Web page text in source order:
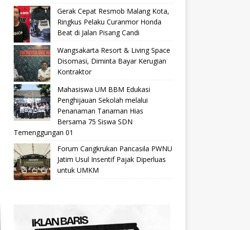
Gerak Cepat Resmob Malang Kota,
Ringkus Pelaku Curanmor Honda
Beat di Jalan Pisang Candi
Wangsakarta Resort & Living Space
Disomasi, Diminta Bayar Kerugian
Kontraktor
Mahasiswa UM BBM Edukasi
Penghijauan Sekolah melalui
Penanaman Tanaman Hias
Bersama 75 Siswa SDN
Temenggungan 01
Forum Cangkrukan Pancasila PWNU
Jatim Usul Insentif Pajak Diperluas
untuk UMKM